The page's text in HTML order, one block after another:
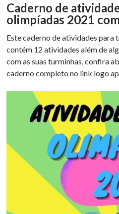
Caderno de
olimpíadas 2021
Este caderno de atividades para
contém 12 atividades além de
com as suas turminhas, confira
caderno completo no link logo